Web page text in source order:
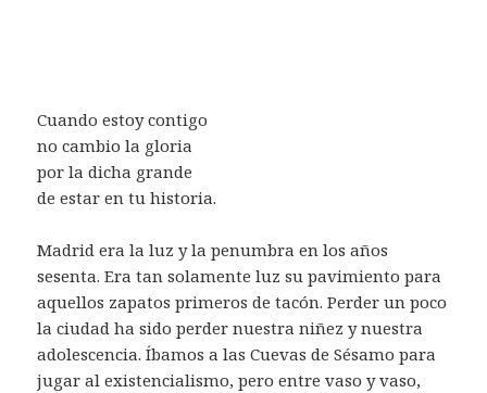
Cuando estoy contigo
no cambio la gloria
por la dicha grande
de estar en tu historia.
Madrid era la luz y la penumbra en los años
sesenta. Era tan solamente luz su pavimiento para
aquellos zapatos primeros de tacón. Perder un poco
la ciudad ha sido perder nuestra niñez y nuestra
adolescencia. Íbamos a las Cuevas de Sésamo para
jugar al existencialismo, pero entre vaso y vaso,